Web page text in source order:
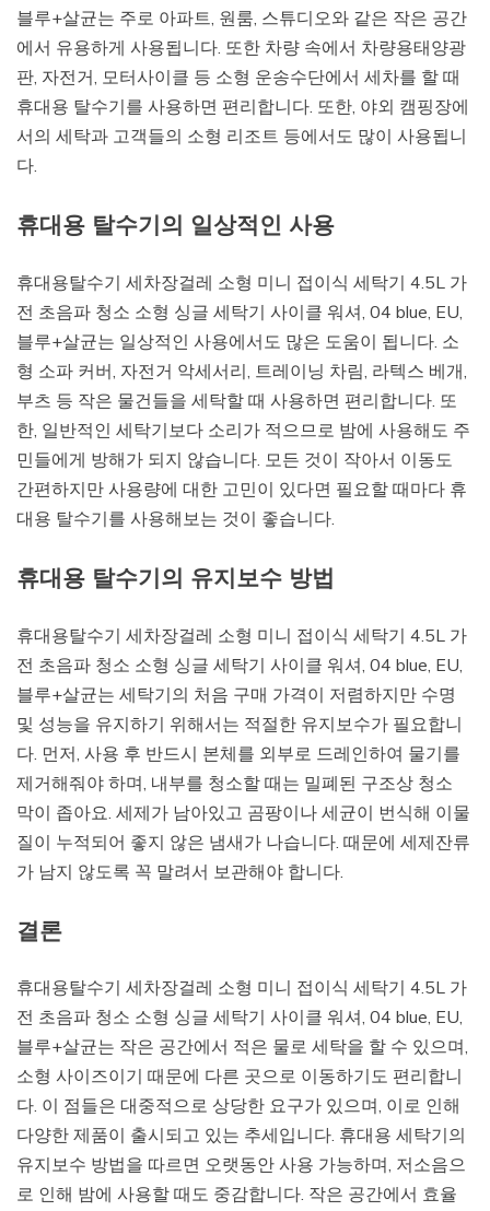
블루+살균는 주로 아파트, 원룸, 스튜디오와 같은 작은 공간
에서 유용하게 사용됩니다. 또한 차량 속에서 차량용태양광
판, 자전거, 모터사이클 등 소형 운송수단에서 세차를 할 때
휴대용 탈수기를 사용하면 편리합니다. 또한, 야외 캠핑장에
서의 세탁과 고객들의 소형 리조트 등에서도 많이 사용됩니
다.
휴대용 탈수기의 일상적인 사용
휴대용탈수기 세차장걸레 소형 미니 접이식 세탁기 4.5L 가
전 초음파 청소 소형 싱글 세탁기 사이클 워셔, 04 blue, EU,
블루+살균는 일상적인 사용에서도 많은 도움이 됩니다. 소
형 소파 커버, 자전거 악세서리, 트레이닝 차림, 라텍스 베개,
부츠 등 작은 물건들을 세탁할 때 사용하면 편리합니다. 또
한, 일반적인 세탁기보다 소리가 적으므로 밤에 사용해도 주
민들에게 방해가 되지 않습니다. 모든 것이 작아서 이동도
간편하지만 사용량에 대한 고민이 있다면 필요할 때마다 휴
대용 탈수기를 사용해보는 것이 좋습니다.
휴대용 탈수기의 유지보수 방법
휴대용탈수기 세차장걸레 소형 미니 접이식 세탁기 4.5L 가
전 초음파 청소 소형 싱글 세탁기 사이클 워셔, 04 blue, EU,
블루+살균는 세탁기의 처음 구매 가격이 저렴하지만 수명
및 성능을 유지하기 위해서는 적절한 유지보수가 필요합니
다. 먼저, 사용 후 반드시 본체를 외부로 드레인하여 물기를
제거해줘야 하며, 내부를 청소할 때는 밀폐된 구조상 청소
막이 좁아요. 세제가 남아있고 곰팡이나 세균이 번식해 이물
질이 누적되어 좋지 않은 냄새가 나습니다. 때문에 세제잔류
가 남지 않도록 꼭 말려서 보관해야 합니다.
결론
휴대용탈수기 세차장걸레 소형 미니 접이식 세탁기 4.5L 가
전 초음파 청소 소형 싱글 세탁기 사이클 워셔, 04 blue, EU,
블루+살균는 작은 공간에서 적은 물로 세탁을 할 수 있으며,
소형 사이즈이기 때문에 다른 곳으로 이동하기도 편리합니
다. 이 점들은 대중적으로 상당한 요구가 있으며, 이로 인해
다양한 제품이 출시되고 있는 추세입니다. 휴대용 세탁기의
유지보수 방법을 따르면 오랫동안 사용 가능하며, 저소음으
로 인해 밤에 사용할 때도 중감합니다. 작은 공간에서 효율